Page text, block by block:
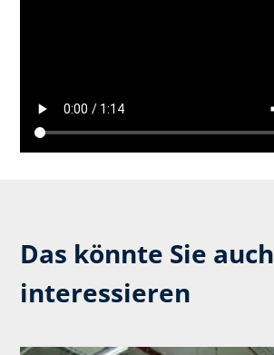
Das könnte Sie auch
interessieren